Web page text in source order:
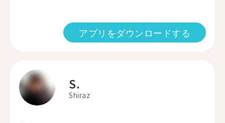
アプリをダウンロードする
S.
Shiraz